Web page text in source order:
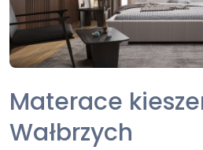
Materace
Wałbrzych